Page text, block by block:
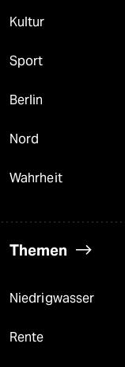
Kultur
Sport
Berlin
Nord
Wahrheit
Themen
Niedrigwasser
Rente